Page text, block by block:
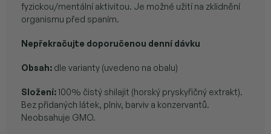
fyzickou/mentální aktivitou. Je možné užití na zklidnění
organismu před spaním.
Nepřekračujte doporučenou denní dávku
Obsah: dle varianty (uvedeno na obalu)
Složení:100% čistý shilajit (horský pryskyřičný extrakt).
Bez přidaných látek, plniv, barviv a konzervantů.
Neobsahuje GMO.